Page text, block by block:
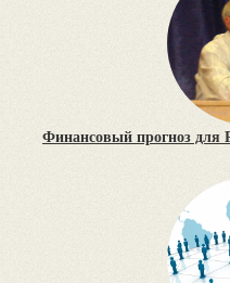
Финансовый прогноз для